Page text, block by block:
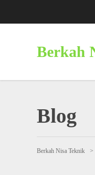
Berkah
Blog
Berkah Nisa Teknik >